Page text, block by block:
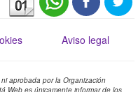
Aviso legal
aprobada por la Organización